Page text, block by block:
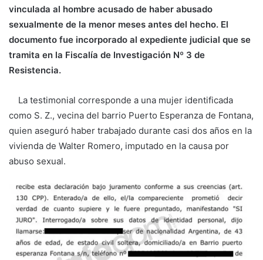
vinculada al hombre acusado de haber abusado
sexualmente de la menor meses antes del hecho. El
documento fue incorporado al expediente judicial que se
tramita en la Fiscalía de Investigación Nº 3 de
Resistencia.
La testimonial corresponde a una mujer identificada
como S. Z., vecina del barrio Puerto Esperanza de Fontana,
quien aseguró haber trabajado durante casi dos años en la
vivienda de Walter Romero, imputado en la causa por
abuso sexual.